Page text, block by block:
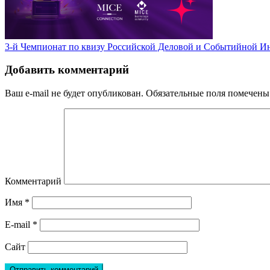
3-й Чемпионат по квизу Российской Деловой и Событийной
Добавить комментарий
Ваш e-mail не будет опубликован. Обязательные поля помечены
Комментарий
Имя *
E-mail *
Сайт